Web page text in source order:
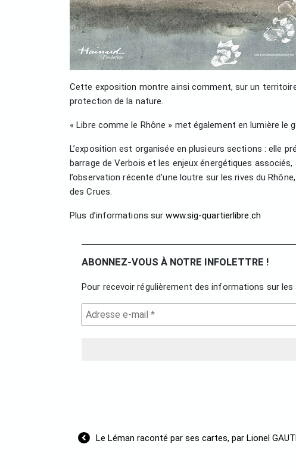
Cette exposition montre ainsi comment, sur un
protection de la nature.
« Libre comme le Rhône » met également en lumière le
L’exposition est organisée en plusieurs sections : elle
barrage de Verbois et les enjeux énergétiques
l’observation récente d’une loutre sur les rives du
des Crues.
Plus d’informations surwww.sig-quartierlibre.ch
ABONNEZ-VOUS À NOTRE INFOLETTRE !
Pour recevoir régulièrement des informations sur
Navigation
de
Le Léman raconté par ses cartes, par Lionel